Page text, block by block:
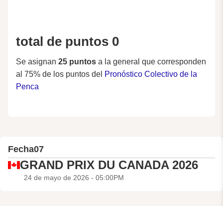
total de puntos 0
Se asignan 25 puntos a la general que corresponden
al 75% de los puntos del Pronóstico Colectivo de la
Penca
Fecha07
GRAND PRIX DU CANADA 2026
24 de mayo de 2026 - 05:00PM